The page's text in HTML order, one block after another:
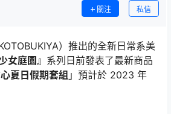
關注 私信
）推出的全新日常系美
女庭園』 系列日前發表了最新商品
夏日假期套組 」預計於 2023 年